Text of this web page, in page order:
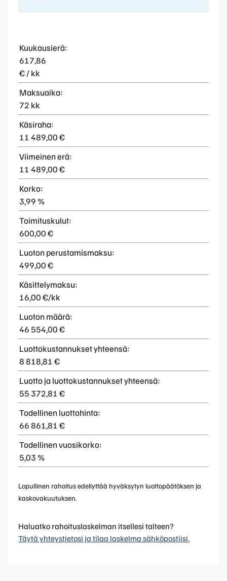
Kuukausierä:
617,86
€ / kk
Maksuaika:
72 kk
Käsiraha:
11 489,00 €
Viimeinen erä:
11 489,00 €
Korko:
3,99 %
Toimituskulut:
600,00 €
Luoton perustamismaksu:
499,00 €
Käsittelymaksu:
16,00 €/kk
Luoton määrä:
46 554,00 €
Luottokustannukset yhteensä:
8 818,81 €
Luotto ja luottokustannukset yhteensä:
55 372,81 €
Todellinen luottohinta:
66 861,81 €
Todellinen vuosikorko:
5,03 %
Lopullinen rahoitus edellyttää hyväksytyn luottopäätöksen ja
kaskovakuutuksen.
Haluatko rahoituslaskelman itsellesi talteen?
Täytä yhteystietosi ja tilaa laskelma sähköpostiisi.